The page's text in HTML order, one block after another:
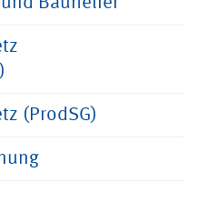
(ProdSG)